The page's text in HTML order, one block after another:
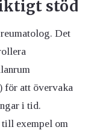
stöd
Det
att övervaka
i tid.
exempel om